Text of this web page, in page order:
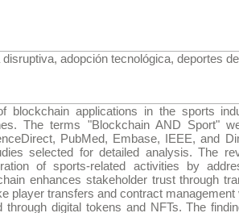
adopción tecnológica, deportes
blockchain applications in the sports
The terms "Blockchain AND Sport"
PubMed, Embase, IEEE, and
selected for detailed analysis. The
of sports-related activities by
enhances stakeholder trust through
player transfers and contract
digital tokens and NFTs. The